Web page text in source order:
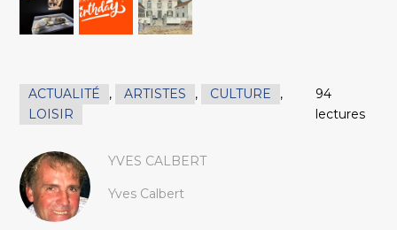
ACTUALITÉ , ARTISTES , CULTURE
,
LOISIR
94
lectures
YVES CALBERT
Yves Calbert